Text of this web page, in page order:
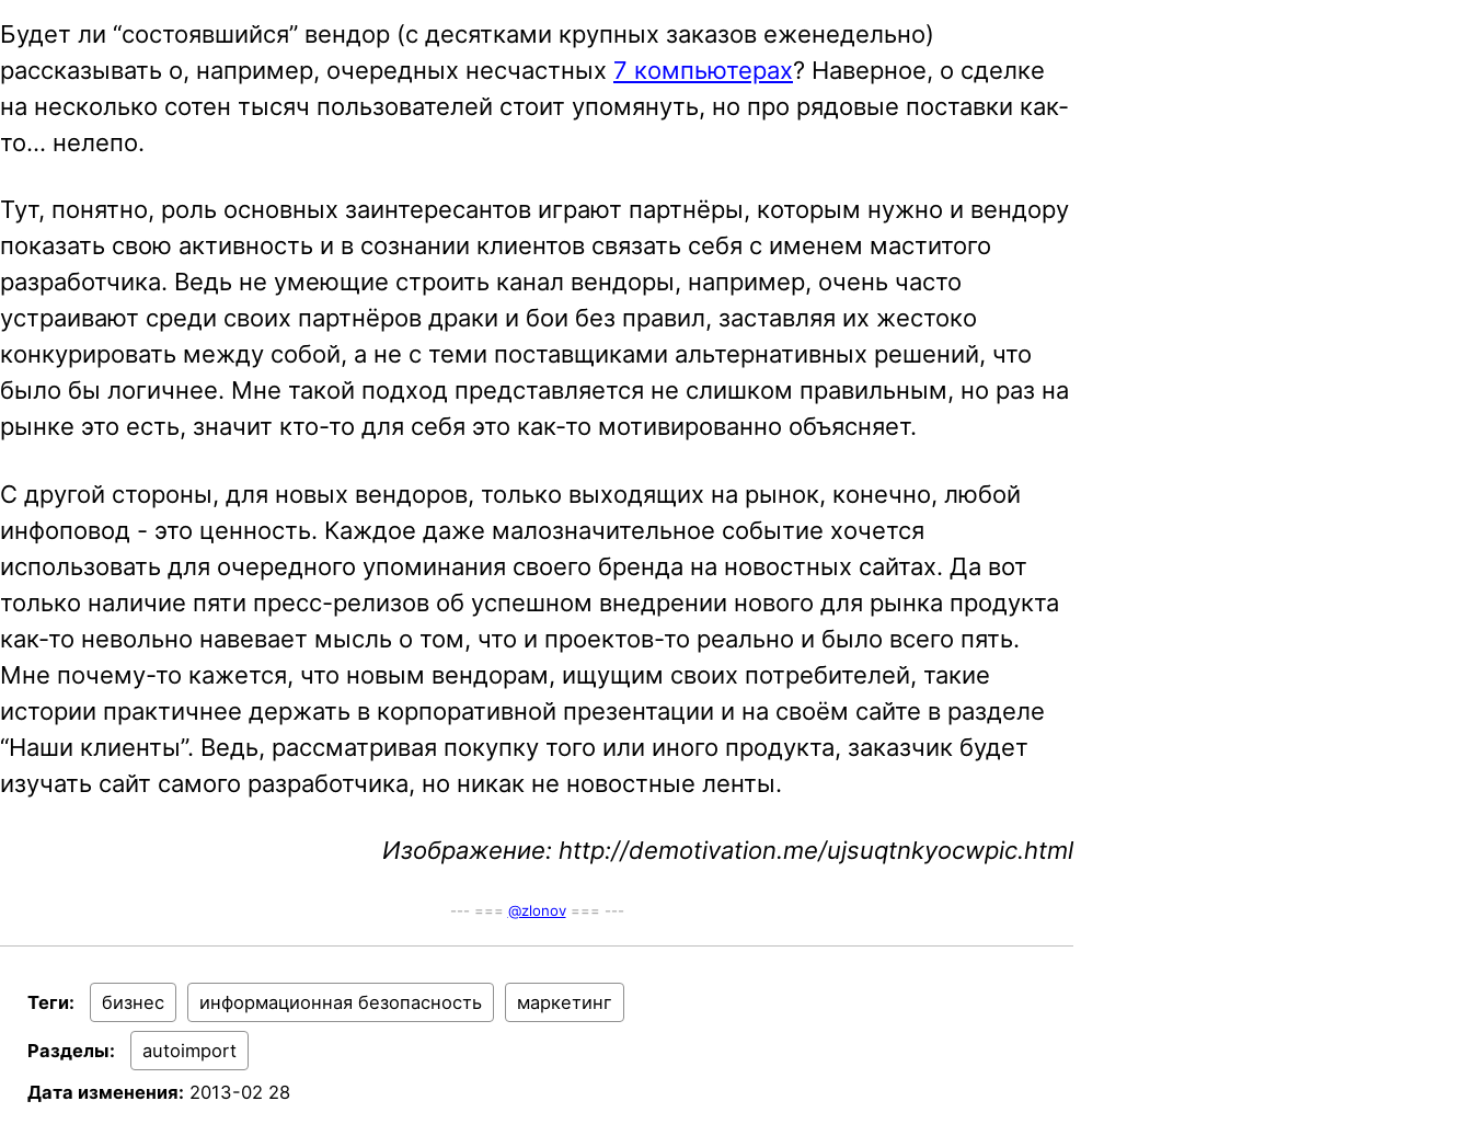
Будет ли “состоявшийся” вендор (с десятками крупных заказов еженедельно)
рассказывать о, например, очередных несчастных 7 компьютерах? Наверное, о сделке
на несколько сотен тысяч пользователей стоит упомянуть, но про рядовые поставки как-
то… нелепо.
Тут, понятно, роль основных заинтересантов играют партнёры, которым нужно и вендору
показать свою активность и в сознании клиентов связать себя с именем маститого
разработчика. Ведь не умеющие строить канал вендоры, например, очень часто
устраивают среди своих партнёров драки и бои без правил, заставляя их жестоко
конкурировать между собой, а не с теми поставщиками альтернативных решений, что
было бы логичнее. Мне такой подход представляется не слишком правильным, но раз на
рынке это есть, значит кто-то для себя это как-то мотивированно объясняет.
С другой стороны, для новых вендоров, только выходящих на рынок, конечно, любой
инфоповод - это ценность. Каждое даже малозначительное событие хочется
использовать для очередного упоминания своего бренда на новостных сайтах. Да вот
только наличие пяти пресс-релизов об успешном внедрении нового для рынка продукта
как-то невольно навевает мысль о том, что и проектов-то реально и было всего пять.
Мне почему-то кажется, что новым вендорам, ищущим своих потребителей, такие
истории практичнее держать в корпоративной презентации и на своём сайте в разделе
“Наши клиенты”. Ведь, рассматривая покупку того или иного продукта, заказчик будет
изучать сайт самого разработчика, но никак не новостные ленты.
Изображение: http://demotivation.me/ujsuqtnkyocwpic.html
--- === @zlonov=== ---
Теги: бизнес информационная безопасность маркетинг
Разделы:
autoimport
Дата изменения: 2013-02 28